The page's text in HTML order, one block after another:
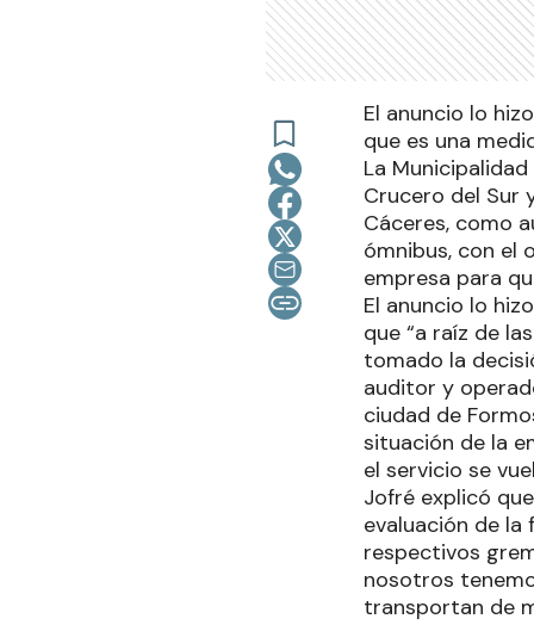
El anuncio lo
que es una
La
Crucero del Sur
Cáceres, como
ómnibus, con el
empresa para
El anuncio lo
que “a raíz de
tomado la
auditor y
ciudad de
situación de la
el servicio se
Jofré explicó
evaluación de
respectivos
nosotros
transportan de